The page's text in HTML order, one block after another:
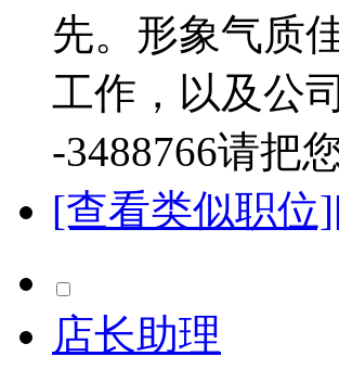
先。形象气质
工作，以及公
-3488766请把
[查看类似职位]
店长助理